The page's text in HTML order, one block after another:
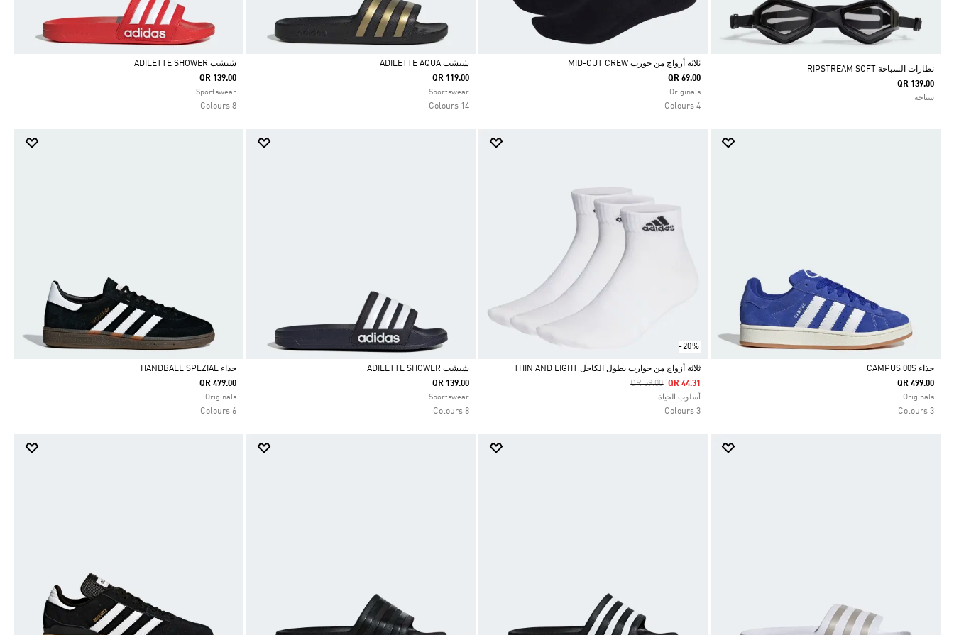
نظارات السباحة RIPSTREAM SOFT
QR 139.00
سباحة
Selected
ثلاثة أزواج من جورب MID-CUT CREW
QR 69.00
Originals
4 Colours
Selected
شبشب ADILETTE AQUA
QR 119.00
Sportswear
14 Colours
Selected
شبشب ADILETTE SHOWER
QR 139.00
Sportswear
8 Colours
Selected
حذاء CAMPUS 00S
QR 499.00
Originals
3 Colours
-20%
Selected
ثلاثة أزواج من جوارب بطول الكاحل THIN AND LIGHT
Price Reduced From
QR 59.00ToQR 44.31
أسلوب الحياة
3 Colours
Selected
شبشب ADILETTE SHOWER
QR 139.00
Sportswear
8 Colours
Selected
حذاء HANDBALL SPEZIAL
QR 479.00
Originals
6 Colours